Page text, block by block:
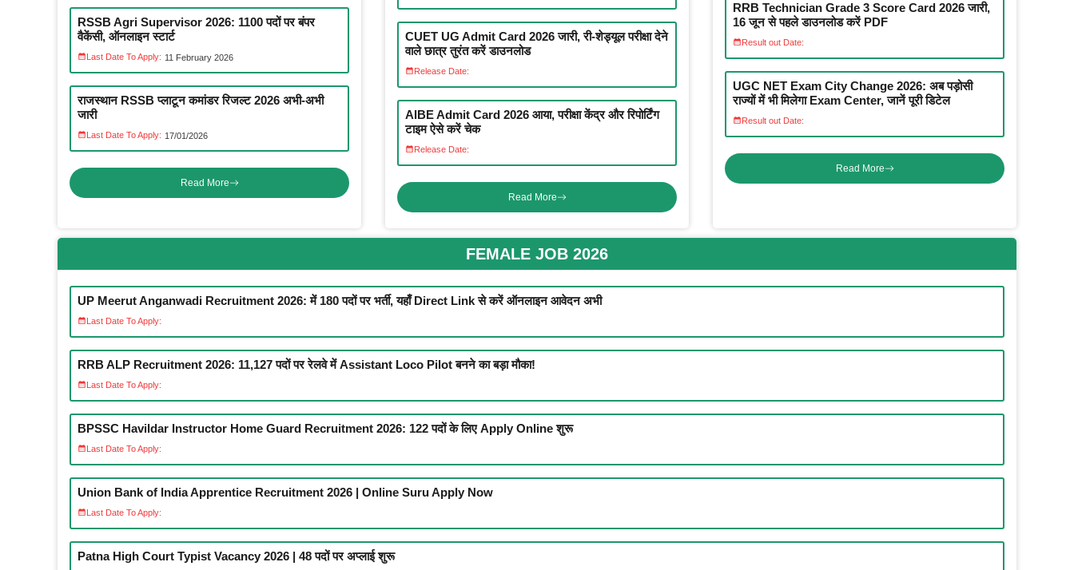
RSSB Agri Supervisor 2026: 1100 पदों पर बंपर
वैकेंसी, ऑनलाइन स्टार्ट
Last Date To Apply: 11 February 2026
राजस्थान RSSB प्लाटून कमांडर रिजल्ट 2026 अभी-अभी
जारी
Last Date To Apply: 17/01/2026
Read More
CUET UG Admit Card 2026 जारी, री-शेड्यूल परीक्षा देने
वाले छात्र तुरंत करें डाउनलोड
Release Date:
AIBE Admit Card 2026 आया, परीक्षा केंद्र और रिपोर्टिंग
टाइम ऐसे करें चेक
Release Date:
Read More
RRB Technician Grade 3 Score Card 2026 जारी,
16 जून से पहले डाउनलोड करें PDF
Result out Date:
UGC NET Exam City Change 2026: अब पड़ोसी
राज्यों में भी मिलेगा Exam Center, जानें पूरी डिटेल
Result out Date:
Read More
FEMALE JOB 2026
UP Meerut Anganwadi Recruitment 2026: में 180 पदों पर भर्ती, यहाँ Direct Link से करें ऑनलाइन आवेदन अभी
Last Date To Apply:
RRB ALP Recruitment 2026: 11,127 पदों पर रेलवे में Assistant Loco Pilot बनने का बड़ा मौका!
Last Date To Apply:
BPSSC Havildar Instructor Home Guard Recruitment 2026: 122 पदों के लिए Apply Online शुरू
Last Date To Apply:
Union Bank of India Apprentice Recruitment 2026 | Online Suru Apply Now
Last Date To Apply:
Patna High Court Typist Vacancy 2026 | 48 पदों पर अप्लाई शुरू